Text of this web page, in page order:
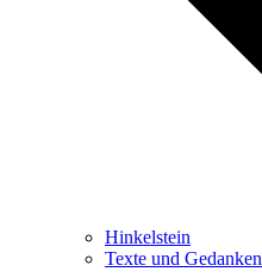
Hinkelstein
Texte und Gedanken